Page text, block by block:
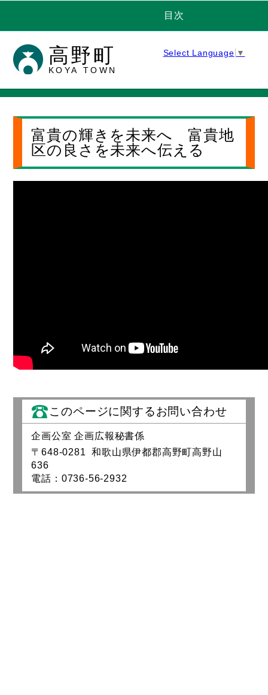
高野町
KOYA TOWN
Select Language ▼
目次
富貴の輝きを未来へ 富貴地
区の良さを未来へ伝える
このページに関するお問い合わせ
企画公室 企画広報秘書係
〒648-0281 和歌山県伊都郡高野町高野山
636
電話：0736-56-2932